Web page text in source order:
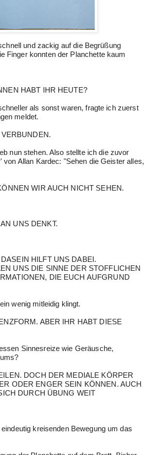
und zackig auf die Begrüßung
Finger konnten der Planchette kaum
HABT IHR HEUTE?
als sonst waren, fragte ich zuerst
meldet.
nun stehen. Also stellte ich die zuvor
Allan Kardec: "Sehen die Geister alles,
WIR AUCH NICHT SEHEN.
UNS DENKT.
HILFT UNS DABEI.
UNS DIE SINNE DER STOFFLICHEN
DIE EUCH AUFGRUND
wenig mitleidig klingt.
ABER IHR HABT DIESE
Sinnesreize wie Geräusche,
DOCH DER MEDIALE KÖRPER
ODER ENGER SEIN KÖNNEN. AUCH
DURCH ÜBUNG WEIT
kreisenden Bewegung um das